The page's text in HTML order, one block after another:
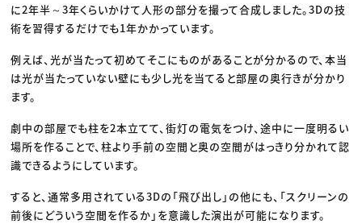
に2年半～3年くらいかけて人形の部分を撮って合成しました。3Dの技
術を習得するだけでも1年かかっています。
例えば、光が当たって初めてそこにものがあることが分かるので、本当
は光が当たっていない壁にも少し光を当てると部屋の奥行きが分かり
ます。
劇中の部屋でも柱を2本立てて、街灯の電気をつけ、途中に一度明るい
場所を作ることで、柱より手前の空間と奥の空間がはっきり分かれて認
識できるようにしています。
すると、通常多用されている3Dの「飛び出し」の他にも、「スクリーンの
前後にどういう空間を作るか」を意識した演出が可能になります。